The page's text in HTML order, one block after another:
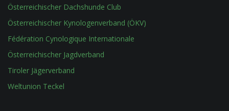
Österreichischer Dachshunde Club
Österreichischer Kynologenverband (ÖKV)
Fédération Cynologique Internationale
Österreichischer Jagdverband
Tiroler Jägerverband
Weltunion Teckel